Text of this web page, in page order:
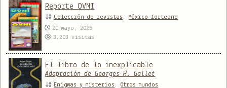
Reporte OVNI
Colección de revistas , México forteano
21 mayo, 2025
3,203visitas
El libro de lo inexplicable
Adaptación de Georges H. Gallet
Enigmas y misterios ,Otros mundos